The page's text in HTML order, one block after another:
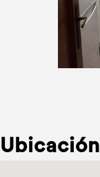
Ubicación